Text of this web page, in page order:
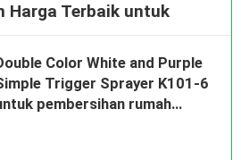
Harga Terbaik untuk
Color White and Purple
Trigger Sprayer K101-6
pembersihan rumah